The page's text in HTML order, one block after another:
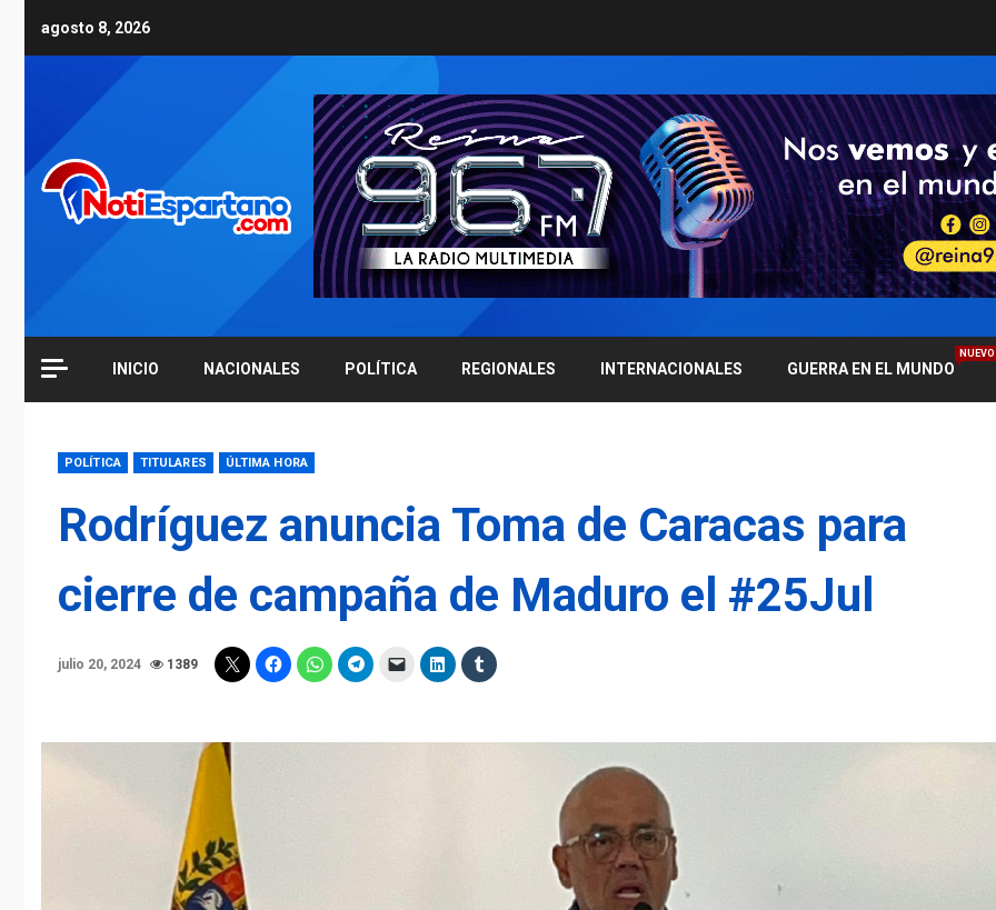
agosto 8, 2026
INICIO NACIONALES POLÍTICA REGIONALES INTERNACIONALES GUERRA EN EL MUNDO
NUEVO
POLÍTICA TITULARES ÚLTIMA HORA
Rodríguez anuncia Toma de Caracas para
cierre de campaña de Maduro el #25Jul
julio 20, 2024 1389